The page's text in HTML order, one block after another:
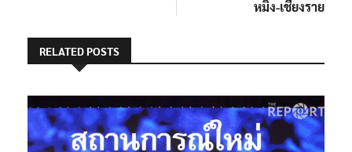
หมิง-เชียงราย
RELATED POSTS